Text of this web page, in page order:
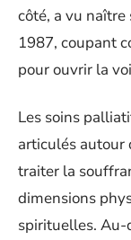
côté, a vu
1987, coupant
pour ouvrir la
Les soins
articulés autour
traiter la
dimensions
spirituelles. Au-